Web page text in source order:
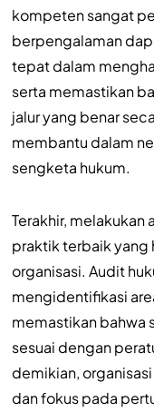
kompeten sangat
berpengalaman
tepat dalam
serta memastikan
jalur yang benar
membantu dalam
sengketa hukum.
Terakhir, melakukan
praktik terbaik yang
organisasi. Audit
mengidentifikasi
memastikan bahwa
sesuai dengan
demikian,
dan fokus pada